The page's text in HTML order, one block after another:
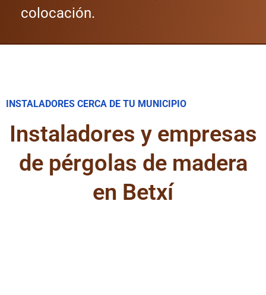
colocación.
INSTALADORES CERCA DE TU MUNICIPIO
Instaladores y empresas
de pérgolas de madera
en Betxí